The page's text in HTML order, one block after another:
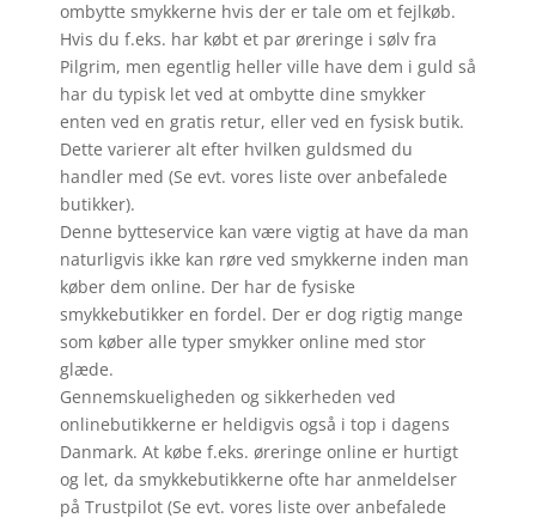
ombytte smykkerne hvis der er tale om et fejlkøb.
Hvis du f.eks. har købt et par øreringe i sølv fra
Pilgrim, men egentlig heller ville have dem i guld så
har du typisk let ved at ombytte dine smykker
enten ved en gratis retur, eller ved en fysisk butik.
Dette varierer alt efter hvilken guldsmed du
handler med (Se evt. vores liste over anbefalede
butikker).
Denne bytteservice kan være vigtig at have da man
naturligvis ikke kan røre ved smykkerne inden man
køber dem online. Der har de fysiske
smykkebutikker en fordel. Der er dog rigtig mange
som køber alle typer smykker online med stor
glæde.
Gennemskueligheden og sikkerheden ved
onlinebutikkerne er heldigvis også i top i dagens
Danmark. At købe f.eks. øreringe online er hurtigt
og let, da smykkebutikkerne ofte har anmeldelser
på Trustpilot (Se evt. vores liste over anbefalede